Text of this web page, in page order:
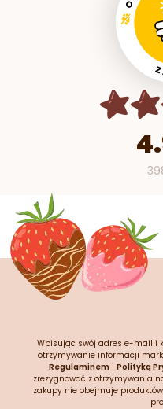
Wpisując swój adres e-mail i
otrzymywanie informacji
Regulaminem i Polityką
zrezygnować z otrzymywania
zakupy nie obejmuje